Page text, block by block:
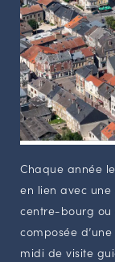
Chaque année
en lien avec
centre-bourg ou
composée
midi de visite